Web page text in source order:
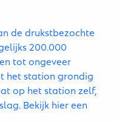
de drukstbezochte
200.000
tot ongeveer
het station grondig
op het station zelf,
Bekijk hier een